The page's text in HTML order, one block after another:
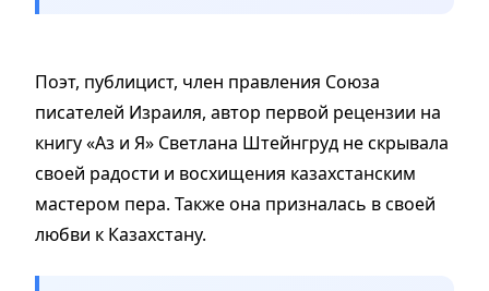
Поэт, публицист, член правления Союза
писателей Израиля, автор первой рецензии на
книгу «Аз и Я» Светлана Штейнгруд не скрывала
своей радости и восхищения казахстанским
мастером пера. Также она призналась в своей
любви к Казахстану.